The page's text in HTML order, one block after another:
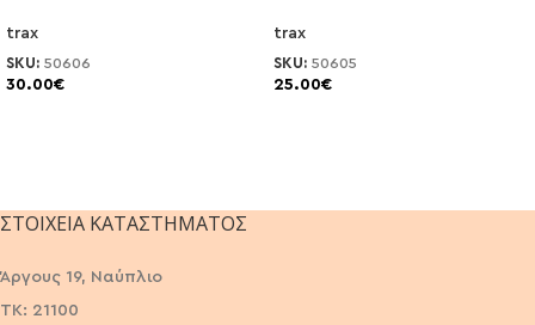
trax
SKU: 50606
30.00€
trax
SKU: 50605
25.00€
ΣΤΟΙΧΕΊΑ ΚΑΤΑΣΤΉΜΑΤΟΣ
Άργους 19, Ναύπλιο
ΤΚ: 21100